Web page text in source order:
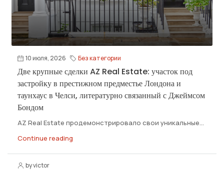
10 июля, 2026 Без категории
Две крупные сделки AZ Real Estate: участок под
застройку в престижном предместье Лондона и
таунхаус в Челси, литературно связанный с Джеймсом
Бондом
AZ Real Estate продемонстрировало свои уникальные...
Continue reading
by victor